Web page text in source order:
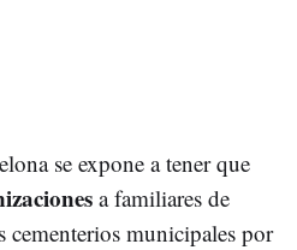
se expone a tener que
a familiares de
cementerios municipales por